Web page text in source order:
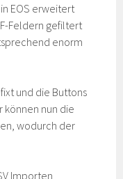
EOS erweitert
Feldern gefiltert
enorm
und die Buttons
können nun die
wodurch der
Importen